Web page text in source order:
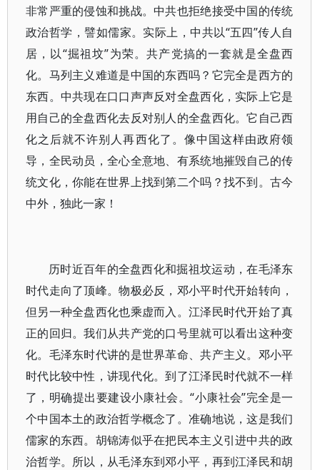
非常严重的侵蚀和挑战。中共也拒绝接受中国的传统
政治哲学，譬如儒家。实际上，中共以“五四”传人自
居，以“掘祖坟”为荣。共产党搞的一套就是全盘西
化。马列主义难道是中国的东西吗？它完全是西方的
东西。中共现在口口声声反对全盘西化，实际上它是
用自己的全盘西化去反对别人的全盘西化。它自己西
化之后就不许别人再西化了。像中国这样由政府领
导，全民动员，全心全意地、有系统地摧毁自己的传
统文化，你能在世界上找到第二个吗？找不到。古今
中外，独此一家！
历时近百年的全盘西化和掘祖坟运动，在毛泽东
时代走向了顶峰。物极必反，邓小平时代开始转向，
但另一种全盘西化也乘虚而入。江泽民时代开始了真
正的回归。我们从共产党的口号里就可以看出这种变
化。毛泽东时代讲的是世界革命、共产主义。邓小平
时代比较中性，讲现代化。到了江泽民时代就不一样
了，明确提出要建设小康社会。“小康社会”完全是一
个中国本土的政治哲学概念了。准确地说，这是我们
儒家的东西。胡锦涛似乎在把民本主义引进中共的政
治哲学。所以，从毛泽东到邓小平，再到江泽民和胡